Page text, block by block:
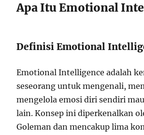
Apa Itu Emotional
Definisi Emotional
Emotional Intelligence adalah
seseorang untuk mengenali,
mengelola emosi diri sendiri
lain. Konsep ini diperkenalkan
Goleman dan mencakup lima